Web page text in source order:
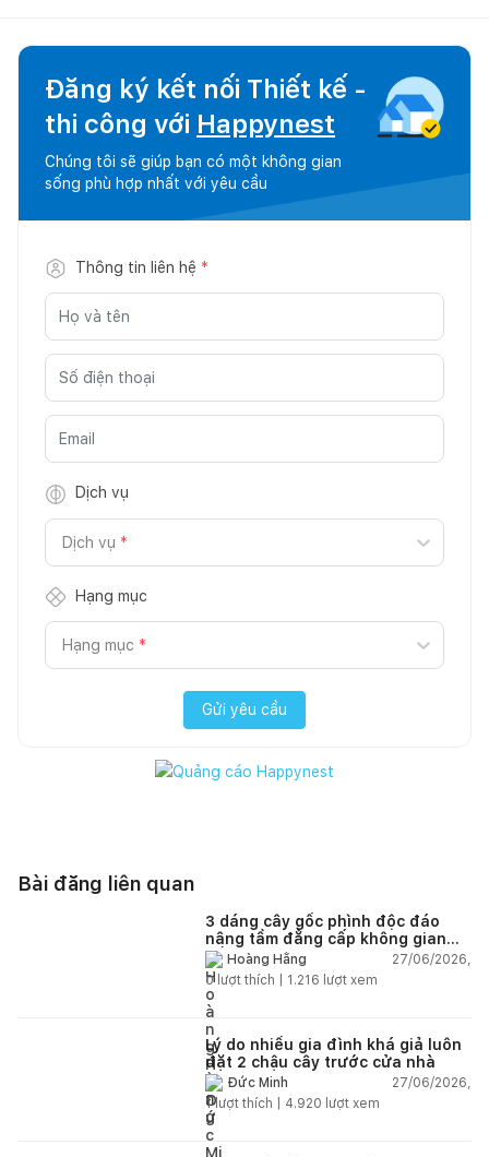
Đăng ký kết nối Thiết kế -
thi công với Happynest
Chúng tôi sẽ giúp bạn có một không gian
sống phù hợp nhất với yêu cầu
Thông tin liên hệ *
Dịch vụ
Dịch vụ *
Hạng mục
Hạng mục *
Gửi yêu cầu
Bài đăng liên quan
3 dáng cây gốc phình độc đáo
nâng tầm đẳng cấp không gian
sốngHoàng Hằng
27/06/2026,
0lượt thích | 1.216 lượt xem
Lý do nhiều gia đình khá giả luôn
đặt 2 chậu cây trước cửa nhà
Đức Minh
27/06/2026,
1lượt thích | 4.920 lượt xem